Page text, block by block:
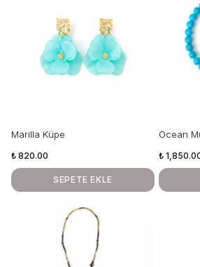
Marilla Küpe
₺ 820.00
SEPETE EKLE
Ocean
₺